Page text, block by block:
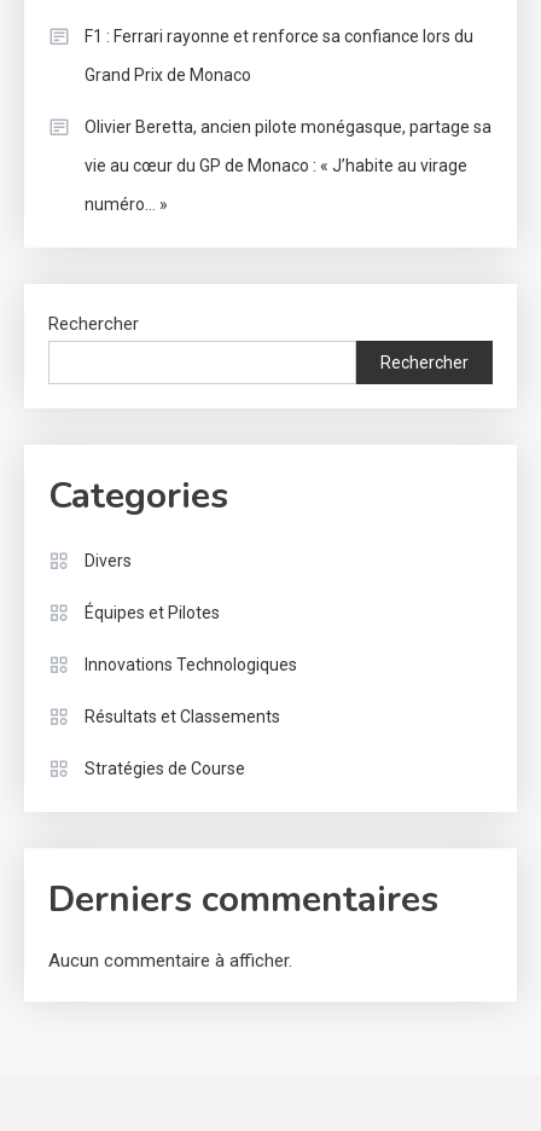
F1 : Ferrari rayonne et renforce sa confiance lors du
Grand Prix de Monaco
Olivier Beretta, ancien pilote monégasque, partage sa
vie au cœur du GP de Monaco : « J’habite au virage
numéro… »
Rechercher
Rechercher
Categories
Divers
Équipes et Pilotes
Innovations Technologiques
Résultats et Classements
Stratégies de Course
Derniers commentaires
Aucun commentaire à afficher.